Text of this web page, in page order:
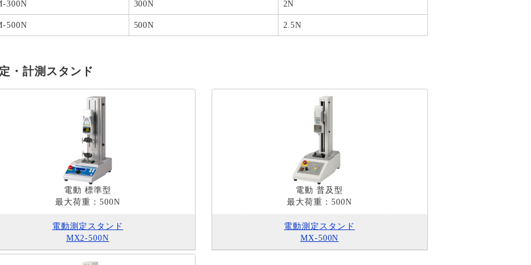
300N 300N 2N
500N 500N 2.5N
・計測スタンド
電動 標準型
最大荷重：500N
電動測定スタンド
MX2-500N
電動 普及型
最大荷重：500N
電動測定スタンド
MX-500N